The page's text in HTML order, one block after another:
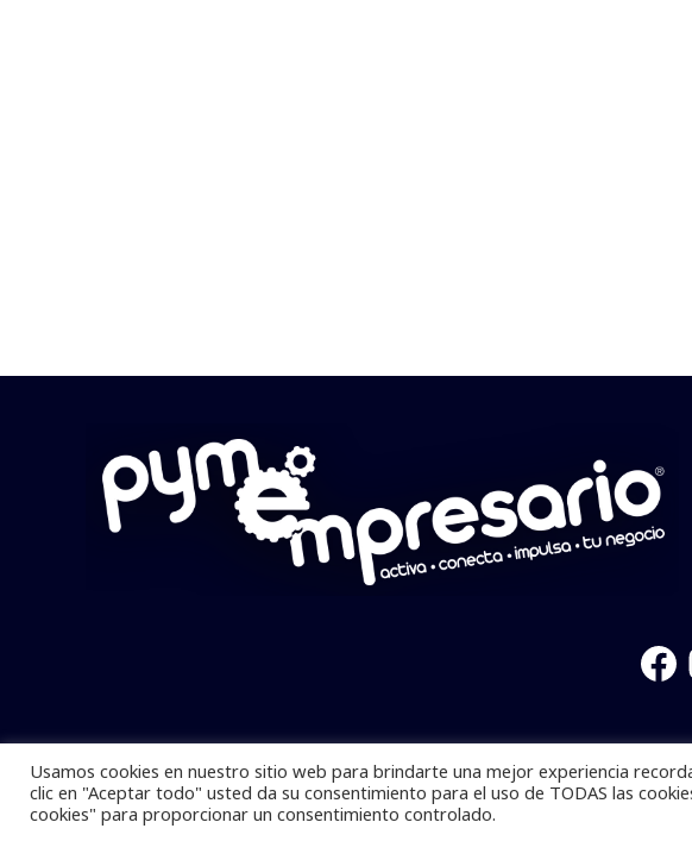
Pymempresario © 2025 Todos los derechos
Usamos cookies en nuestro sitio web para brindarte una mejor experiencia
clic en "Aceptar todo" usted da su consentimiento para el uso de TODAS las
cookies" para proporcionar un consentimiento controlado.